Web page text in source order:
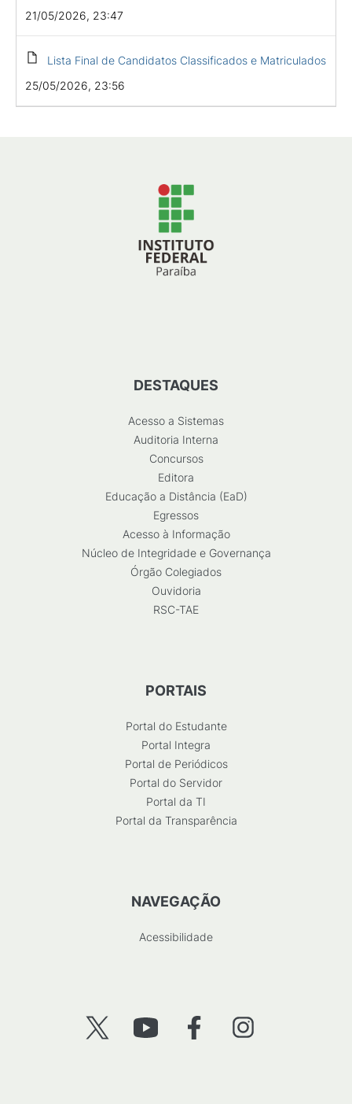
21/05/2026, 23:47
Lista Final de Candidatos Classificados e Matriculados
25/05/2026, 23:56
DESTAQUES
Acesso a Sistemas
Auditoria Interna
Concursos
Editora
Educação a Distância (EaD)
Egressos
Acesso à Informação
Núcleo de Integridade e Governança
Órgão Colegiados
Ouvidoria
RSC-TAE
PORTAIS
Portal do Estudante
Portal Integra
Portal de Periódicos
Portal do Servidor
Portal da TI
Portal da Transparência
NAVEGAÇÃO
Acessibilidade